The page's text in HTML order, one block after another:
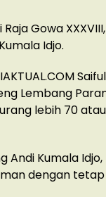
Raja Gowa
Idjo.
Lembang
lebih 70
Andi Kumala
dengan